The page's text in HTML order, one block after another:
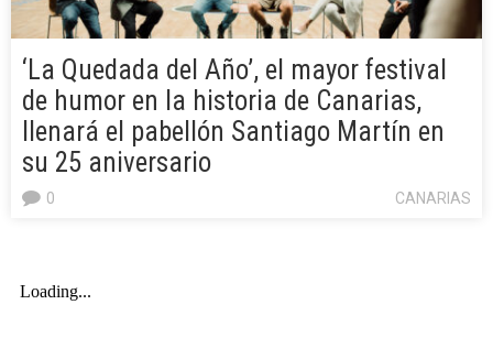
‘La Quedada del Año’, el mayor festival
de humor en la historia de Canarias,
llenará el pabellón Santiago Martín en
su 25 aniversario
CANARIAS
0